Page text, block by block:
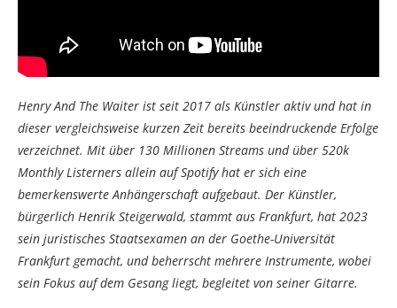
Henry And The Waiter ist seit 2017 als Künstler aktiv und hat in
dieser vergleichsweise kurzen Zeit bereits beeindruckende Erfolge
verzeichnet. Mit über 130 Millionen Streams und über 520k
Monthly Listerners allein auf Spotify hat er sich eine
bemerkenswerte Anhängerschaft aufgebaut. Der Künstler,
bürgerlich Henrik Steigerwald, stammt aus Frankfurt, hat 2023
sein juristisches Staatsexamen an der Goethe-Universität
Frankfurt gemacht, und beherrscht mehrere Instrumente, wobei
sein Fokus auf dem Gesang liegt, begleitet von seiner Gitarre.